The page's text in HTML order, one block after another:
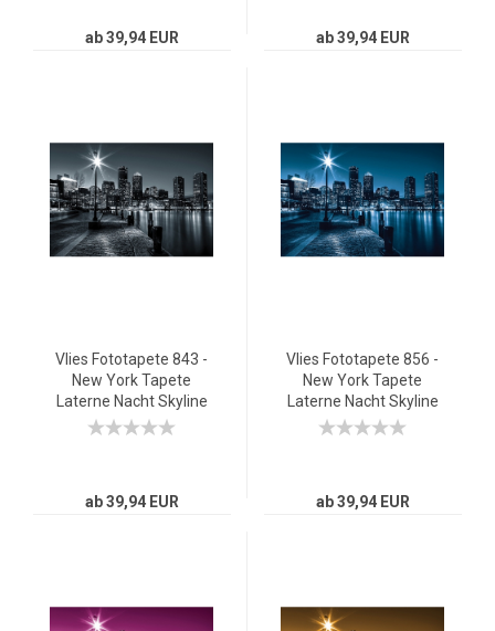
ab 39,94 EUR ab 39,94 EUR
Vlies Fototapete 843 -
New York Tapete
Laterne Nacht Skyline
Lichter Fluss schwarz -
ab 39,94 EUR
Vlies Fototapete 856 -
New York Tapete
Laterne Nacht Skyline
Lichter Fluss blau
ab 39,94 EUR